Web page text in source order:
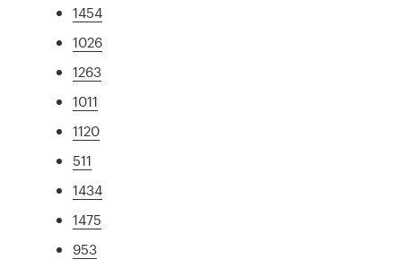
1454
1026
1263
1011
1120
511
1434
1475
953